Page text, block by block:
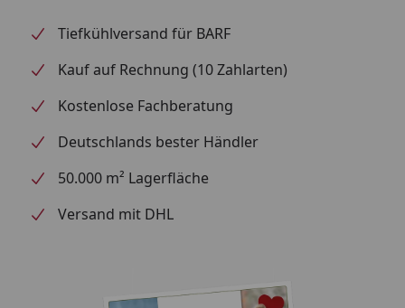
(kg)
10
25
35
Die empfohlene Menge gilt pro Tier und Tag. Snack
die Gesamtration einbeziehen. Bitte beobachten Sie
und trocken aufbewahren. Packung nach Gebrauch
Tiefkühlversand für BARF
Kauf auf Rechnung (10 Zahlarten)
Kostenlose Fachberatung
Deutschlands bester Händler
50.000 m² Lagerfläche
Versand mit DHL